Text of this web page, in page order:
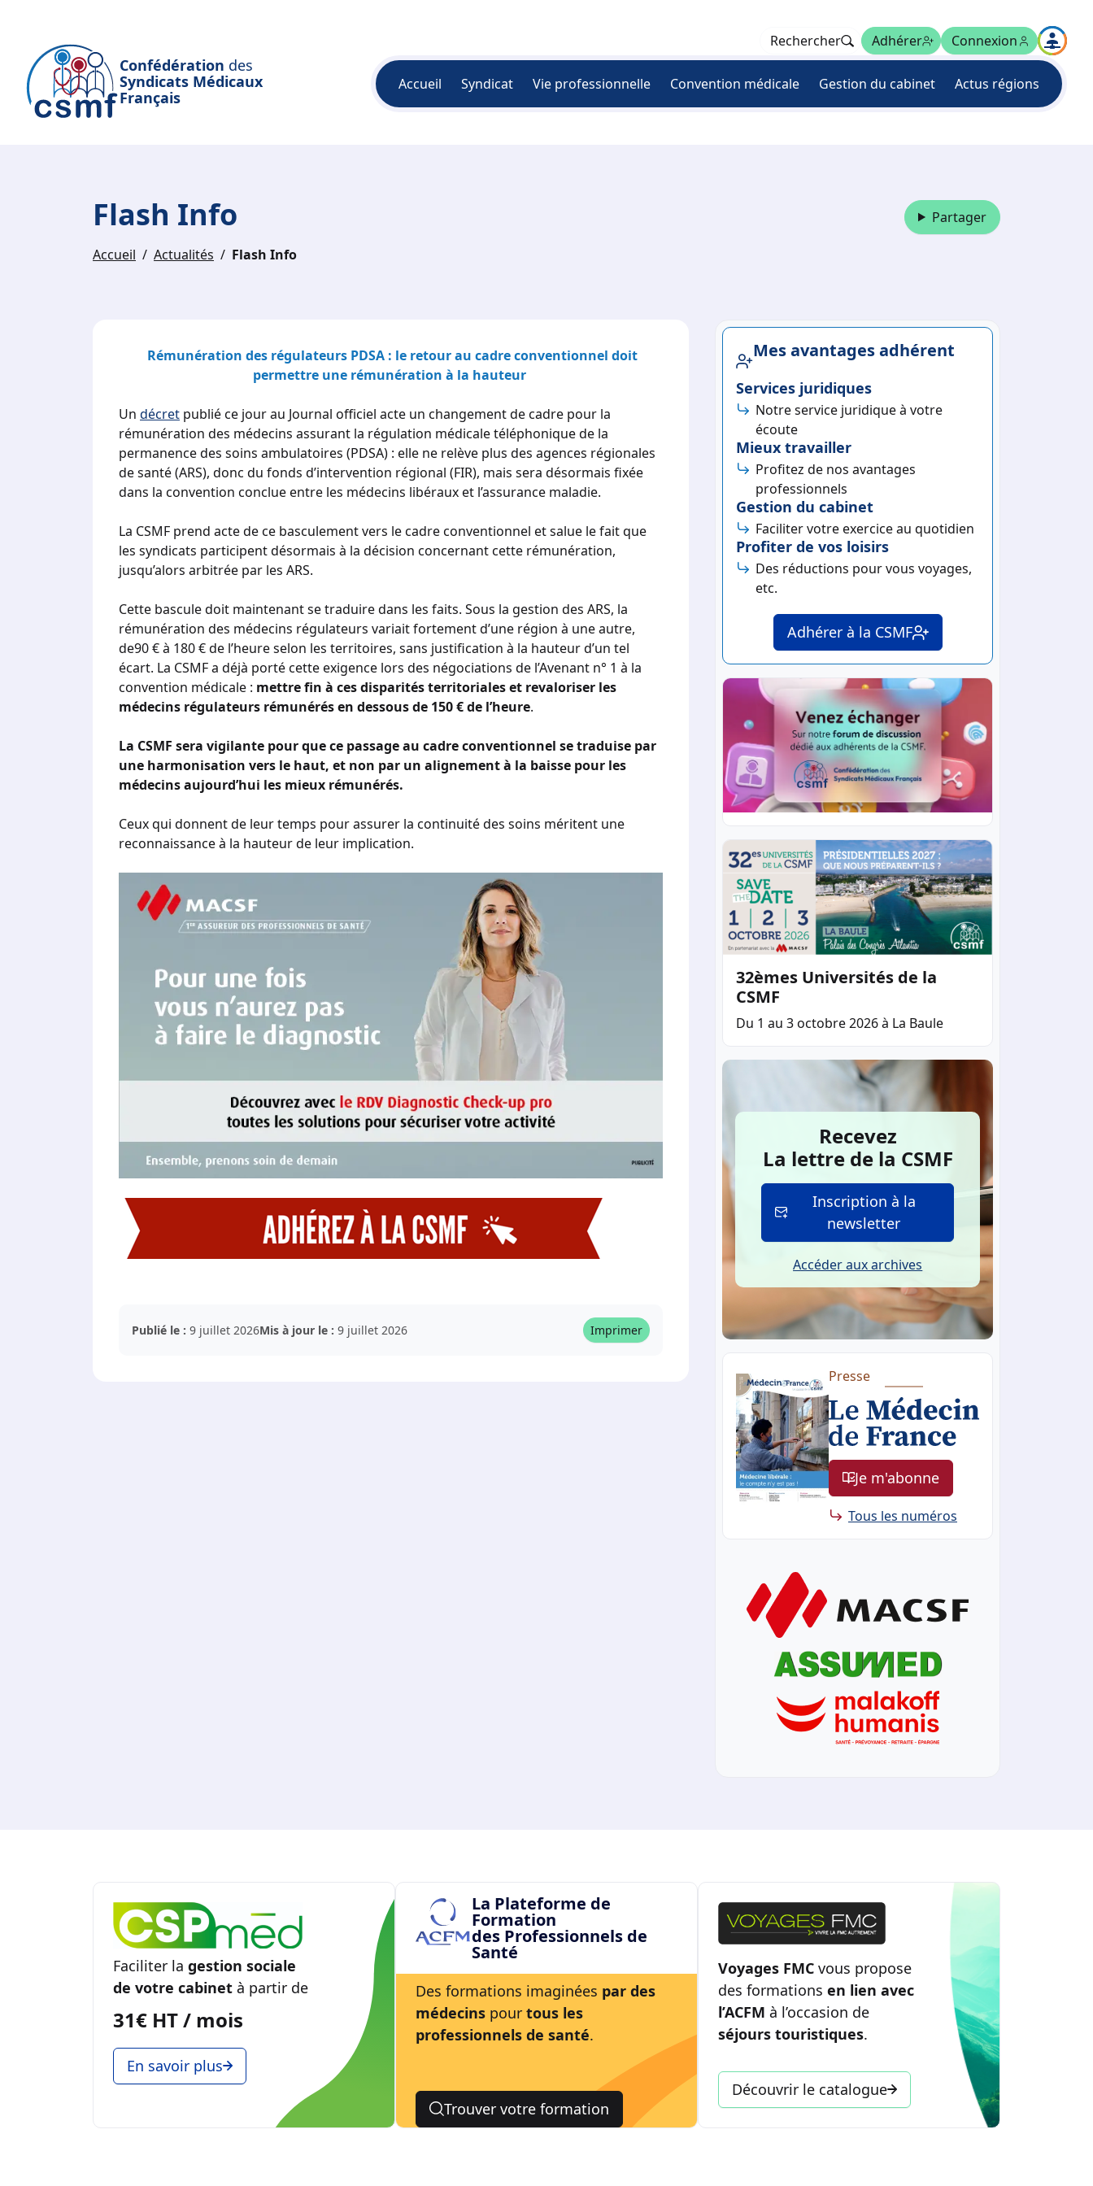
Confédération des
Syndicats Médicaux
Français
Accueil Syndicat Vie professionnelle Convention médicale Gestion du cabinet Actus régions
Rechercher Adhérer Connexion
Flash Info
Accueil Actualités Flash Info
Partager
Rémunération des régulateurs PDSA : le retour au cadre conventionnel doit
permettre une rémunération à la hauteur
Un décret publié ce jour au Journal officiel acte un changement de cadre pour la
rémunération des médecins assurant la régulation médicale téléphonique de la
permanence des soins ambulatoires (PDSA) : elle ne relève plus des agences régionales
de santé (ARS), donc du fonds d’intervention régional (FIR), mais sera désormais fixée
dans la convention conclue entre les médecins libéraux et l’assurance maladie.
La CSMF prend acte de ce basculement vers le cadre conventionnel et salue le fait que
les syndicats participent désormais à la décision concernant cette rémunération,
jusqu’alors arbitrée par les ARS.
Cette bascule doit maintenant se traduire dans les faits. Sous la gestion des ARS, la
rémunération des médecins régulateurs variait fortement d’une région à une autre,
de90 € à 180 € de l’heure selon les territoires, sans justification à la hauteur d’un tel
écart. La CSMF a déjà porté cette exigence lors des négociations de l’Avenant n° 1 à la
convention médicale : mettre fin à ces disparités territoriales et revaloriser les
médecins régulateurs rémunérés en dessous de 150 € de l’heure.
La CSMF sera vigilante pour que ce passage au cadre conventionnel se traduise par
une harmonisation vers le haut, et non par un alignement à la baisse pour les
médecins aujourd’hui les mieux rémunérés.
Ceux qui donnent de leur temps pour assurer la continuité des soins méritent une
reconnaissance à la hauteur de leur implication.
Publié le : 9 juillet 2026Mis à jour le : 9 juillet 2026 Imprimer
Mes avantages adhérent
Services juridiques
Notre service juridique à votre
écoute
Mieux travailler
Profitez de nos avantages
professionnels
Gestion du cabinet
Faciliter votre exercice au quotidien
Profiter de vos loisirs
Des réductions pour vous voyages,
etc.
Adhérer à la CSMF
32èmes Universités de la
CSMF
Du 1 au 3 octobre 2026 à La Baule
Recevez
La lettre de la CSMF
Inscription à la
newsletter
Accéder aux archives
Presse
Je m'abonne
Tous les numéros
Faciliter la gestion sociale
de votre cabinet à partir de
31€ HT / mois
En savoir plus
La Plateforme de
Formation
des Professionnels de
Santé
Des formations imaginées par des
médecins pour tous les
professionnels de santé.
Trouver votre formation
Voyages FMC vous propose
des formations en lien avec
l’ACFM à l’occasion de
séjours touristiques.
Découvrir le catalogue